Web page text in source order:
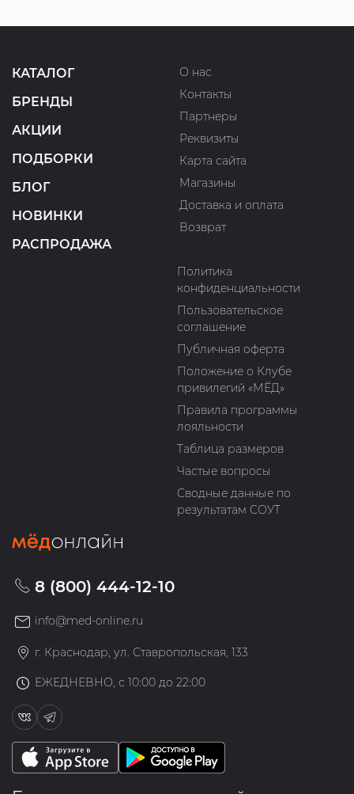
КАТАЛОГ
БРЕНДЫ
АКЦИИ
ПОДБОРКИ
БЛОГ
НОВИНКИ
РАСПРОДАЖА
О нас
Контакты
Партнеры
Реквизиты
Карта сайта
Магазины
Доставка и оплата
Возврат
Политика
конфиденциальности
Пользовательское
соглашение
Публичная оферта
Положение о Клубе
привилегий «МЁД»
Правила программы
лояльности
Таблица размеров
Частые вопросы
Сводные данные по
результатам СОУТ
8 (800) 444-12-10
info@med-online.ru
г. Краснодар, ул. Ставропольская, 133
ЕЖЕДНЕВНО, с 10:00 до 22:00